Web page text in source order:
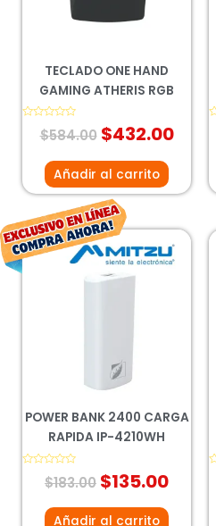
TECLADO ONE HAND
GAMING ATHERIS RGB
Valorado
$584.00 $432.00
Añadir al carrito
POWER BANK 2400 CARGA
RAPIDA IP-4210WH
Valorado
$183.00
El
precio
original
$135.00
El
precio
Añadir al carrito